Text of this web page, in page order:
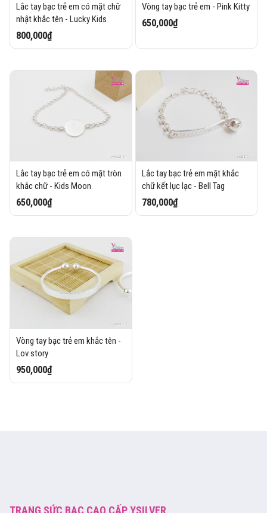
Lắc tay bạc trẻ em có mặt chữ
nhật khắc tên - Lucky Kids
800,000₫
Vòng tay bạc trẻ em - Pink Kitty
650,000₫
Lắc tay bạc trẻ em có mặt tròn
khắc chữ - Kids Moon
650,000₫
Lắc tay bạc trẻ em mặt khắc
chữ kết lục lạc - Bell Tag
780,000₫
Vòng tay bạc trẻ em khắc tên -
Lov story
950,000₫
TRANG SỨC BẠC CAO CẤP YSILVER